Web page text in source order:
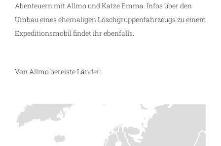
Abenteuern mit Allmo und Katze Emma. Infos über den
Umbau eines ehemaligen Löschgruppenfahrzeugs zu einem
Expeditionsmobil findet ihr ebenfalls.
Von Allmo bereiste Länder: